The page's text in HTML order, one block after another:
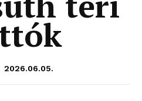
2026.06.05.